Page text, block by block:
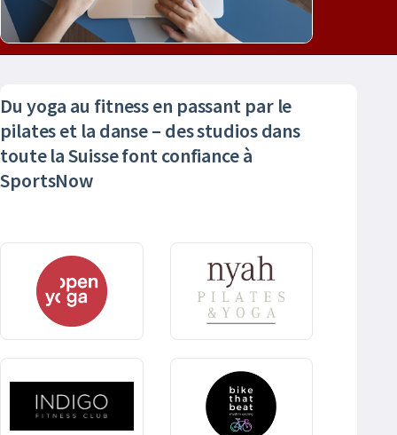
Du yoga au fitness en passant par le
pilates et la danse – des studios dans
toute la Suisse font confiance à
SportsNow